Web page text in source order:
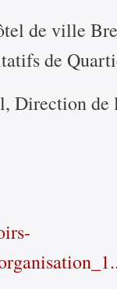
de ville
de
Direction